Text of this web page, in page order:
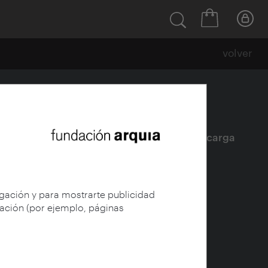
y para mostrarte publicidad
(por ejemplo, páginas
volver
Ficha| Descarga